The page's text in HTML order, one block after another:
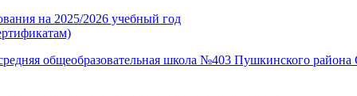
на 2025/2026 учебный год
общеобразовательная школа №403 Пушкинского района